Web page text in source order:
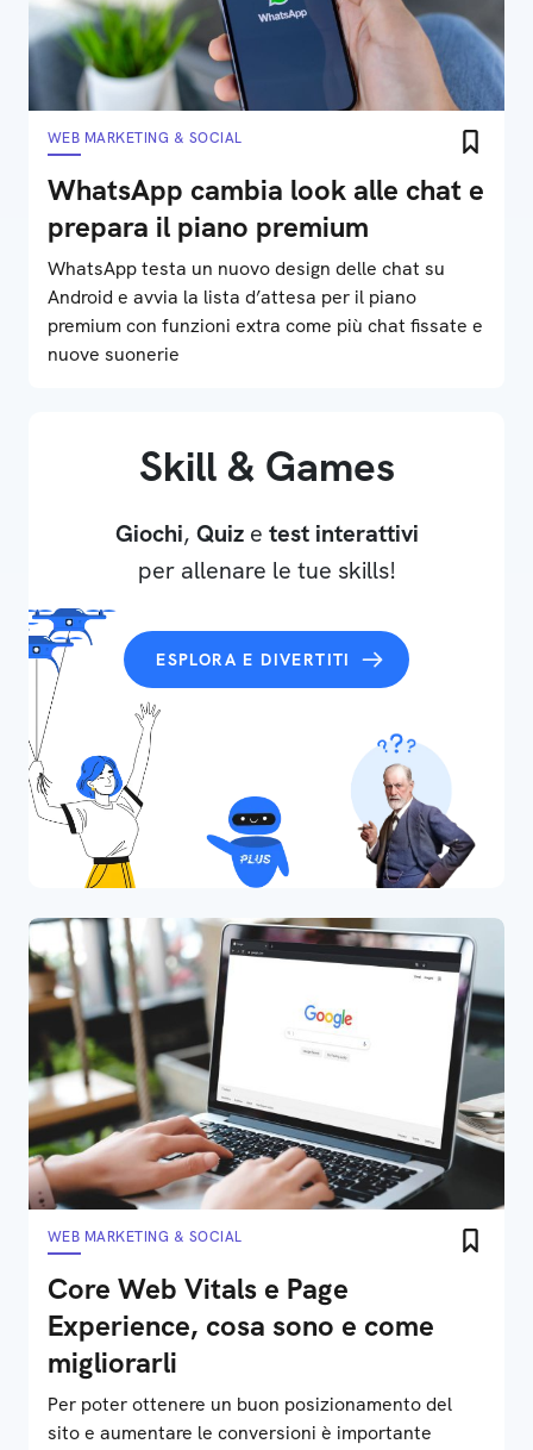
WEB MARKETING & SOCIAL
WhatsApp cambia look alle chat e
prepara il piano premium
WhatsApp testa un nuovo design delle chat su
Android e avvia la lista d’attesa per il piano
premium con funzioni extra come più chat fissate e
nuove suonerie
Skill & Games
Giochi, Quize test interattivi
per allenare le tue skills!
ESPLORA E DIVERTITI
WEB MARKETING & SOCIAL
Core Web Vitals e Page
Experience, cosa sono e come
migliorarli
Per poter ottenere un buon posizionamento del
sito e aumentare le conversioni è importante